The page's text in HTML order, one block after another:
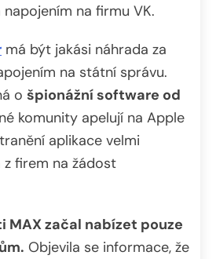
na firmu VK.
má být jakási náhrada za
na státní správu.
o špionážní software od
komunity apelují na Apple
aplikace velmi
z firem na žádost
MAX začal nabízet pouze
Objevila se informace, že